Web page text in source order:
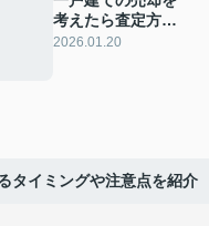
考えたら査定方法
は？流れや比較ポ
2026.01.20
タイミングや注意点を紹介